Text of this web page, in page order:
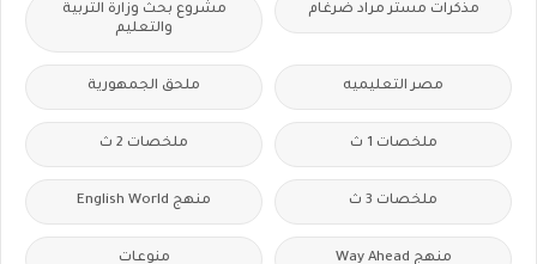
مذكرات مستر مراد ضرغام
مشروع بحث وزارة التربية
والتعليم
مصر التعليميه ملحق الجمهورية
ملخصات 1 ث ملخصات 2 ث
ملخصات 3 ث منهج English World
منهج Way Ahead منوعات